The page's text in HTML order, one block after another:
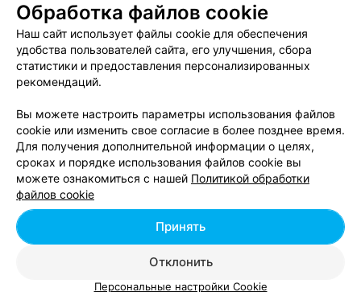
Поликлиники в м-р Чижовка в Минске
Лаборатории в м-р Чижовка в Минске
Добавить компанию
Обработка файлов cookie
Наш сайт использует файлы cookie для обеспечения
удобства пользователей сайта, его улучшения, сбора
статистики и предоставления персонализированных
рекомендаций.
Вы можете настроить параметры использования файлов
cookie или изменить свое согласие в более позднее время.
Для получения дополнительной информации о целях,
сроках и порядке использования файлов cookie вы
можете ознакомиться с нашей Политикой обработки
файлов cookie
Отклонить
Принять
Персональные настройки Cookie